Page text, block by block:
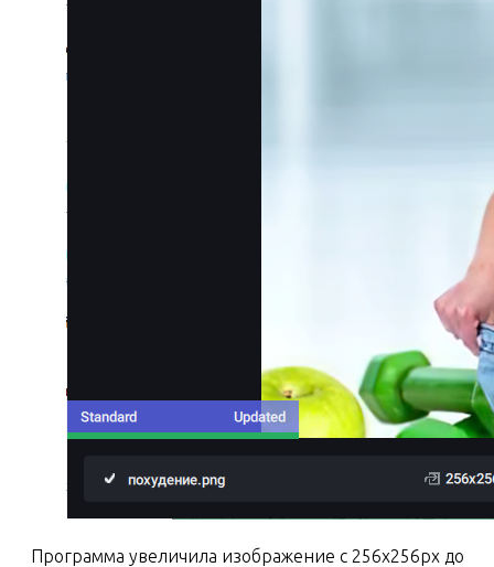
Программа увеличила изображение с 256x256px до